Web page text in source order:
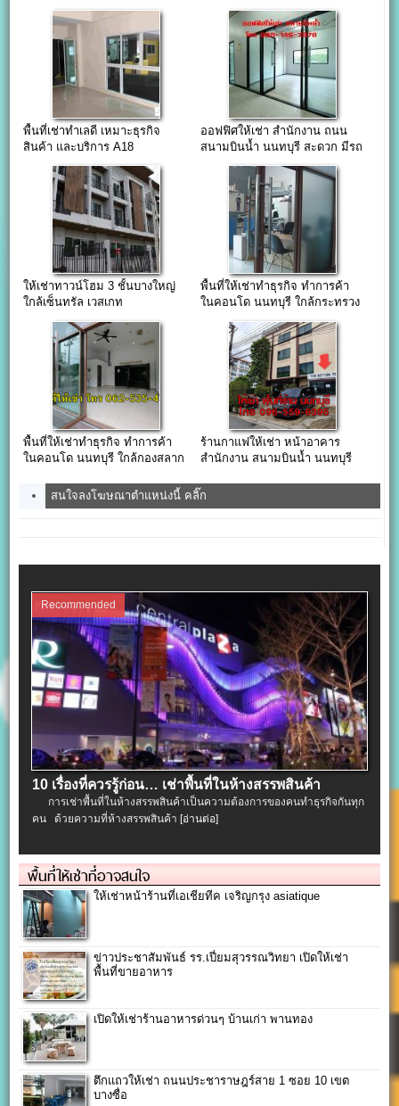
พื้นที่เช่าทำเลดี เหมาะธุรกิจ
สินค้า และบริการ A18
Residence
ออฟฟิศให้เช่า สำนักงาน ถนน
สนามบินน้ำ นนทบุรี สะดวก มีรถ
รับส่ง ใกล้กองสลากฯ กระทรวง
ให้เช่าทาวน์โฮม 3 ชั้นบางใหญ่
ใกล้เซ็นทรัล เวสเกท
พื้นที่ให้เช่าทำธุรกิจ ทำการค้า
ในคอนโด นนทบุรี ใกล้กระทรวง
พื้นที่ให้เช่าทำธุรกิจ ทำการค้า
ในคอนโด นนทบุรี ใกล้กองสลาก
ร้านกาแฟให้เช่า หน้าอาคาร
สำนักงาน สนามบินน้ำ นนทบุรี
สนใจลงโฆษณาตำแหน่งนี้ คลิ๊ก
Recommended
10 เรื่องที่ควรรู้ก่อน… เช่าพื้นที่ในห้างสรรพสินค้า
การเช่าพื้นที่ในห้างสรรพสินค้าเป็นความต้องการของคนทำธุรกิจกันทุก
คน ด้วยความที่ห้างสรรพสินค้า [อ่านต่อ]
พื้นที่ให้เช่าที่อาจสนใจ
ให้เช่าหน้าร้านที่เอเชียทีค เจริญกรุง asiatique
ข่าวประชาสัมพันธ์ รร.เปี่ยมสุวรรณวิทยา เปิดให้เช่า
พื้นที่ขายอาหาร
เปิดให้เช่าร้านอาหารด่วนๆ บ้านเก่า พานทอง
ตึกแถวให้เช่า ถนนประชาราษฎร์สาย 1 ซอย 10 เขต
บางซื่อ